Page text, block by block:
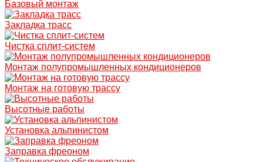
Базовый монтаж
Закладка трасс
Чистка сплит-систем
Монтаж полупромышленных кондиционеров
Монтаж на готовую трассу
Высотные работы
Установка альпинистом
Заправка фреоном